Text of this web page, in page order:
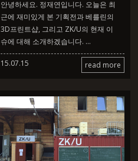
안녕하세요. 정재연입니다. 오늘은 최
근에 재미있게 본 기획전과 베를린의
3D프린트샵, 그리고 ZK/U의 현재 이
슈에 대해 소개하겠습니다. ...
15.07.15 read more